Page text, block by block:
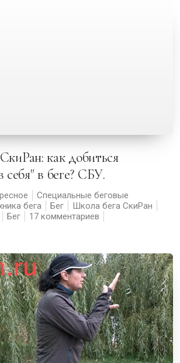
себя" в беге? СБУ.
Специальные беговые
бега Бег
Школа бега СкиРан
Бег 17 комментариев